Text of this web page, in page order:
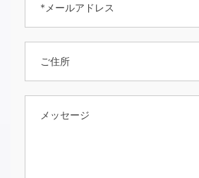
*メールアドレス
ご住所
メッセージ